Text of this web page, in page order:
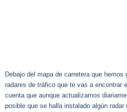
Debajo del mapa de carretera que hemos
radares de tráfico que te vas a encontrar
cuenta que aunque actualizamos
posible que se halla instalado algún